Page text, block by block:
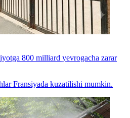
800 milliard yevrogacha zarar
Fransiyada kuzatilishi mumkin.